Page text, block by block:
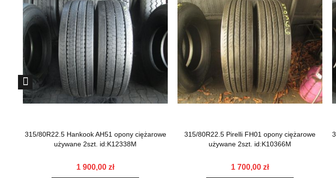
315/80R22.5 Hankook AH51 opony ciężarowe
używane 2szt. id:K12338M
1 900,00 zł
315/80R22.5 Pirelli FH01 opony ciężarowe
używane 2szt. id:K10366M
1 700,00 zł